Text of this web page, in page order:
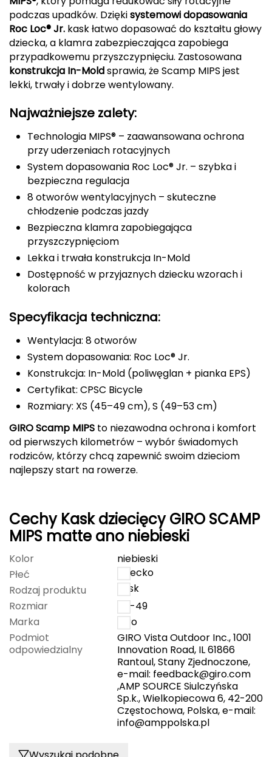
Deuter
Dolomite
E
ENERO CAMP
ENERO PRO
Elmer by Swany
Extremities
FASHY
Fjord Nansen
G
GIVOVA
GSI Outdoors
Gear Aid
Gerber
Gilmonte
Giro
Grand Trunk
Granger's
Gregory
Grivel
podczas upadków. Dziękisystemowi dopasowania
Roc Loc® Jr. kask łatwo dopasować do kształtu głowy
dziecka, a klamra zabezpieczająca zapobiega
przypadkowemu przyszczypnięciu. Zastosowana
konstrukcja In-Moldsprawia, że Scamp MIPS jest
lekki, trwały i dobrze wentylowany.
Najważniejsze zalety:
Technologia MIPS® – zaawansowana ochrona
przy uderzeniach rotacyjnych
System dopasowania Roc Loc® Jr. – szybka i
bezpieczna regulacja
8 otworów wentylacyjnych – skuteczne
chłodzenie podczas jazdy
Bezpieczna klamra zapobiegająca
przyszczypnięciom
Lekka i trwała konstrukcja In-Mold
Dostępność w przyjaznych dziecku wzorach i
kolorach
Specyfikacja techniczna:
Wentylacja: 8 otworów
System dopasowania: Roc Loc® Jr.
Konstrukcja: In-Mold (poliwęglan + pianka EPS)
Certyfikat: CPSC Bicycle
Rozmiary: XS (45–49 cm), S (49–53 cm)
GIRO Scamp MIPS to niezawodna ochrona i komfort
od pierwszych kilometrów – wybór świadomych
rodziców, którzy chcą zapewnić swoim dzieciom
najlepszy start na rowerze.
Cechy Kask dziecięcy GIRO SCAMP
MIPS matte ano niebieski
Kolor
niebieski
Płeć
dziecko
Rodzaj produktu
kask
Rozmiar
45-49
Marka
Giro
Podmiot
odpowiedzialny
GIRO Vista Outdoor Inc., 1001
Innovation Road, IL 61866
Rantoul, Stany Zjednoczone,
e-mail: feedback@giro.com
,AMP SOURCE Siulczyńska
Sp.k., Wielkopiecowa 6, 42-200
Częstochowa, Polska, e-mail:
info@amppolska.pl